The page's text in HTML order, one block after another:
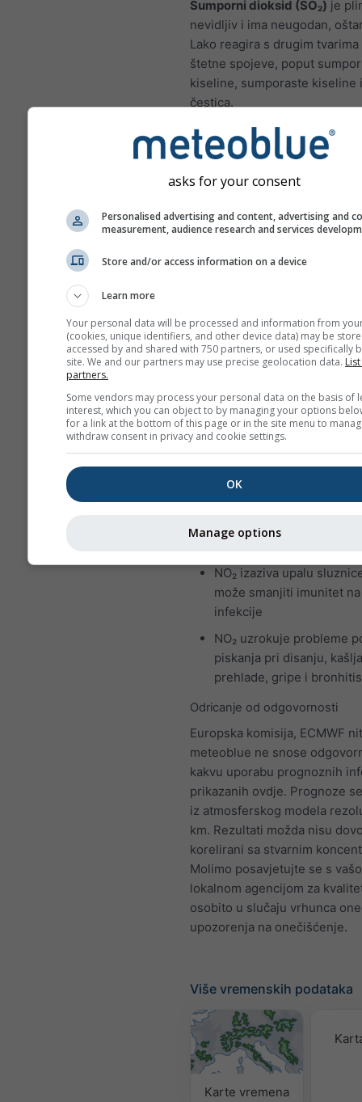
Sumporni dioksid (SO₂) je
nevidljiv i ima neugodan,
Lako reagira s drugim
štetne spojeve, poput
kiseline, sumporaste kiseline
čestica.
Kratkotrajna izloženost
oštetiti ljudski dišni
pridonijeti kiselim
mogu naštetiti osjetljivim
ekosustavima.
osjetljive na učinke SO₂.
Dušikov dioksid (NO₂)je
smeđi plin karakterističnog
nagrizajućeg mirisa i važan
zraka. Glavni izvor dušikova
izgaranje fosilnih goriva:
plina. Većina dušikova
gradovima potječe iz
motornih vozila. Dušikov
je zagađivač zraka jer
stvaranju Ozone, što može
značajne posljedice za
NO₂ izaziva upalu
može smanjiti imunitet
infekcije
NO₂ uzrokuje probleme
piskanja pri disanju,
prehlade, gripe i
Odricanje od odgovornosti
Europska komisija, ECMWF
meteoblue ne snose
kakvu uporabu prognoznih
prikazanih ovdje. Prognoze
iz atmosferskog modela
km. Rezultati možda nisu
korelirani sa stvarnim
Molimo posavjetujte se s
lokalnom agencijom za
osobito u slučaju vrhunca
upozorenja na onečišćenje.
Više vremenskih podataka
Karte vremena
asks for your consent
Personalised advertising and content, advertising and
measurement, audience research and services
Store and/or access information on a device
Learn more
Your personal data will be processed and information from
(cookies, unique identifiers, and other device data) may be
accessed by and shared with 750 partners, or used specifically
site. We and our partners may use precise geolocation data.
partners.
Some vendors may process your personal data on the basis of
interest, which you can object to by managing your options
for a link at the bottom of this page or in the site menu to
withdraw consent in privacy and cookie settings.
OK
Manage options